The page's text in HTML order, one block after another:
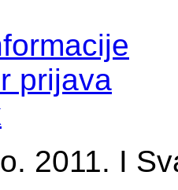
prijava
2011. I